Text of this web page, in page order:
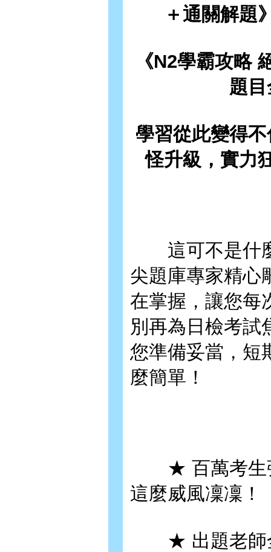
＋通關解題
《N2學霸攻
題
學習從此變得
怪升級，實力
這可不是什麼
尖題庫專家精心
在掌握，讓您每
別再為日檢考試
您準備妥當，短
麼簡單！
★ 百萬考生強
這麼威風凜凜！
★ 出題老師全